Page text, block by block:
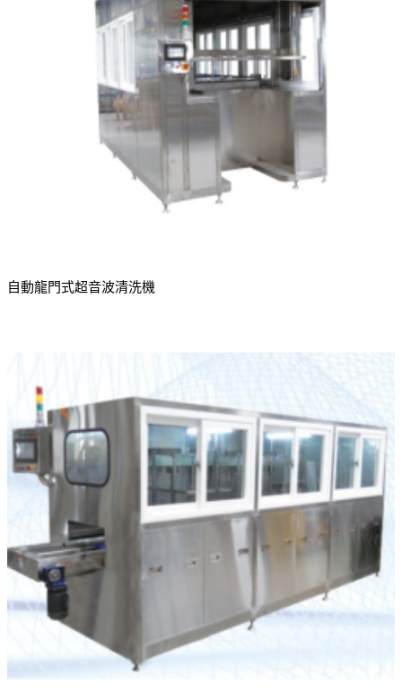
自動龍門式超音波清洗機